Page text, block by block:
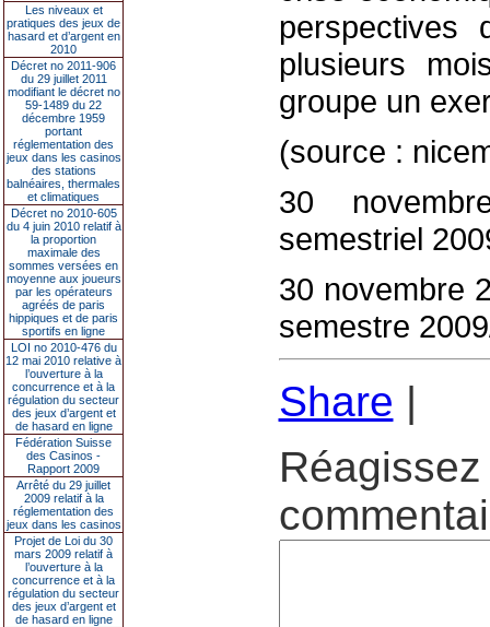
Les niveaux et
pratiques des jeux de
hasard et d’argent en
2010
Décret no 2011-906
du 29 juillet 2011
modifiant le décret no
59-1489 du 22
décembre 1959
portant
réglementation des
jeux dans les casinos
des stations
balnéaires, thermales
et climatiques
Décret no 2010-605
du 4 juin 2010 relatif à
la proportion
maximale des
sommes versées en
moyenne aux joueurs
par les opérateurs
agréés de paris
hippiques et de paris
sportifs en ligne
LOI no 2010-476 du
12 mai 2010 relative à
l’ouverture à la
concurrence et à la
régulation du secteur
des jeux d’argent et
de hasard en ligne
Fédération Suisse
des Casinos -
Rapport 2009
Arrêté du 29 juillet
2009 relatif à la
réglementation des
jeux dans les casinos
Projet de Loi du 30
mars 2009 relatif à
l’ouverture à la
concurrence et à la
régulation du secteur
des jeux d’argent et
de hasard en ligne
perspectives
plusieurs
groupe un
(source :
30
semestriel
30 novembre
semestre
Share |